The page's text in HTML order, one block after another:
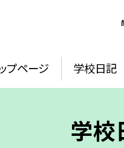
プページ 学校日記
学校